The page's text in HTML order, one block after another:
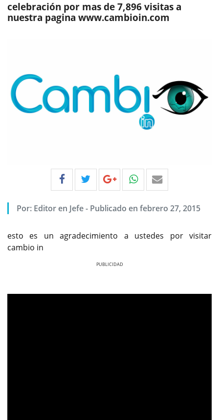
celebración por mas de 7,896 visitas a
nuestra pagina www.cambioin.com
Por: Editor en Jefe- Publicado en febrero 27, 2015
esto es un agradecimiento a ustedes por visitar
cambio in